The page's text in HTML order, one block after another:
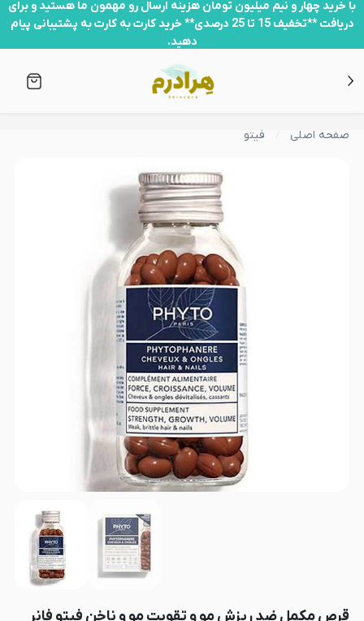
با خرید چهار و نیم میلیون تومان هزینه ارسال رو مهمون ما هستید و برای
دریافت **تخفیف 15 تا 25 درصدی** خرید کارت به کارت به پشتیبانی پیام
دهید.
صفحه اصلی فیتو
قرص مکمل ضد ریزش مو و تقویت مو و ناخن فیتو فانر